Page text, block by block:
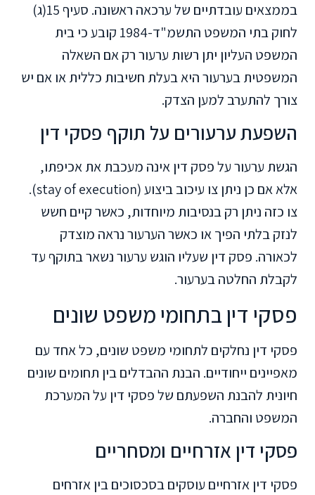
בממצאים עובדתיים של ערכאה ראשונה. סעיף 15(ג)
לחוק בתי המשפט התשמ"ד-1984 קובע כי בית
המשפט העליון יתן רשות ערעור רק אם השאלה
המשפטית בערעור היא בעלת חשיבות כללית או אם יש
צורך להתערב למען הצדק.
השפעת ערעורים על תוקף פסקי דין
הגשת ערעור על פסק דין אינה מעכבת את אכיפתו,
אלא אם כן ניתן צו עיכוב ביצוע (stay of execution).
צו כזה ניתן רק בנסיבות מיוחדות, כאשר קיים חשש
לנזק בלתי הפיך או כאשר הערעור נראה מוצדק
לכאורה. פסק דין שעליו הוגש ערעור נשאר בתוקף עד
לקבלת החלטה בערעור.
פסקי דין בתחומי משפט שונים
פסקי דין נחלקים לתחומי משפט שונים, כל אחד עם
מאפיינים ייחודיים. הבנת ההבדלים בין תחומים שונים
חיונית להבנת השפעתם של פסקי דין על המערכת
המשפט והחברה.
פסקי דין אזרחיים ומסחריים
פסקי דין אזרחיים עוסקים בסכסוכים בין אזרחים